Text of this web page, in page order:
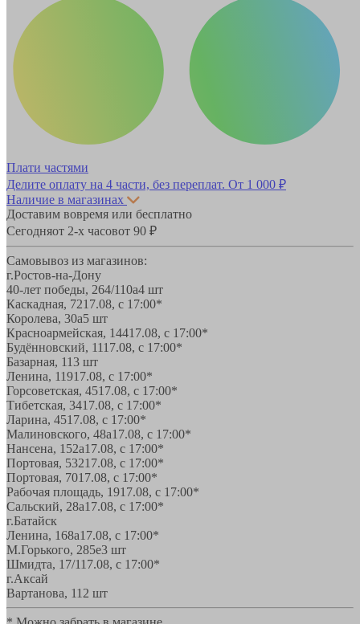
Плати частями
Делите оплату на 4 части, без переплат. От 1 000 ₽
Наличие в магазинах
Доставим вовремя или бесплатно
Сегодняот 2-х часовот 90 ₽
Самовывоз из магазинов:
г.Ростов-на-Дону
40-лет победы, 264/110а4 шт
Каскадная, 7217.08, с 17:00*
Королева, 30а5 шт
Красноармейская, 14417.08, с 17:00*
Будённовский, 1117.08, с 17:00*
Базарная, 113 шт
Ленина, 11917.08, с 17:00*
Горсоветская, 4517.08, с 17:00*
Тибетская, 3417.08, с 17:00*
Ларина, 4517.08, с 17:00*
Малиновского, 48а17.08, с 17:00*
Нансена, 152а17.08, с 17:00*
Портовая, 53217.08, с 17:00*
Портовая, 7017.08, с 17:00*
Рабочая площадь, 1917.08, с 17:00*
Сальский, 28a17.08, с 17:00*
г.Батайск
Ленина, 168а17.08, с 17:00*
М.Горького, 285е3 шт
Шмидта, 17/117.08, с 17:00*
г.Аксай
Вартанова, 11 2 шт